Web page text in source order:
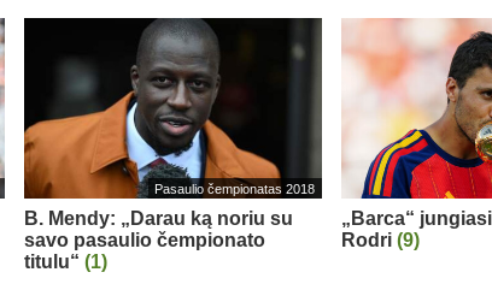
Pasaulio čempionatas 2018
B. Mendy: „Darau ką noriu su
savo pasaulio čempionato
titulu“(1)
„Barca“
Rodri (9)